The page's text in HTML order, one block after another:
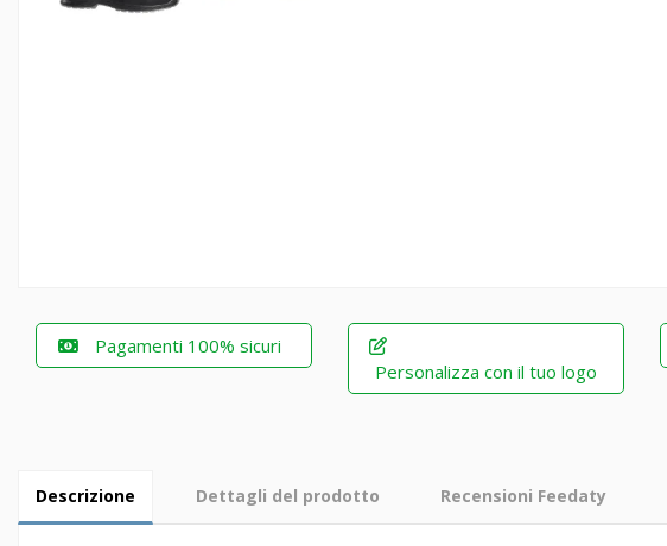
Pagamenti 100% sicuri
Personalizza con il tuo logo
Descrizione Dettagli del prodotto Recensioni Feedaty